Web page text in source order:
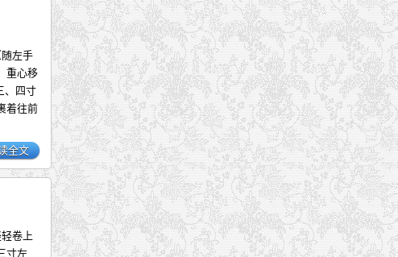
左手
重心移
、四寸
着往前
全文
卷上
寸左
中航工业制造所太极协会担纲北京
梁漱溟与《拳意述真》两则—施勇